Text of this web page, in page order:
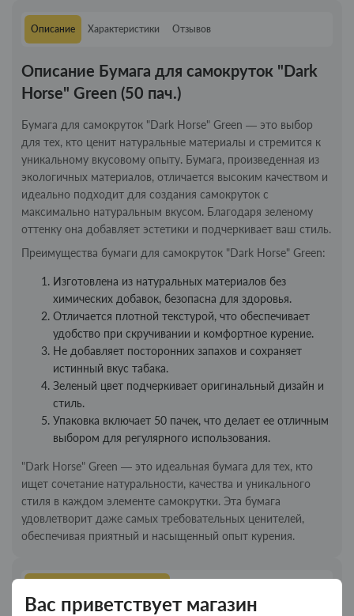
Вас приветствует магазин
Описание Характеристики Отзывов
Описание Бумага для самокруток "Dark
Horse" Green (50 пач.)
Бумага для самокруток "Dark Horse" Green — это выбор
для тех, кто ценит натуральные материалы и стремится к
уникальному вкусовому опыту. Бумага, произведенная из
экологичных материалов, отличается высоким качеством и
идеально подходит для создания самокруток с
максимально натуральным вкусом. Благодаря зеленому
оттенку она добавляет эстетики и подчеркивает ваш стиль.
Преимущества бумаги для самокруток "Dark Horse" Green:
Изготовлена из натуральных материалов без
химических добавок, безопасна для здоровья.
Отличается плотной текстурой, что обеспечивает
удобство при скручивании и комфортное курение.
Не добавляет посторонних запахов и сохраняет
истинный вкус табака.
Зеленый цвет подчеркивает оригинальный дизайн и
стиль.
Упаковка включает 50 пачек, что делает ее отличным
выбором для регулярного использования.
"Dark Horse" Green — это идеальная бумага для тех, кто
ищет сочетание натуральности, качества и уникального
стиля в каждом элементе самокрутки. Эта бумага
удовлетворит даже самых требовательных ценителей,
обеспечивая приятный и насыщенный опыт курения.